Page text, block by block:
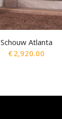
Schouw Atlanta
€2,920.00